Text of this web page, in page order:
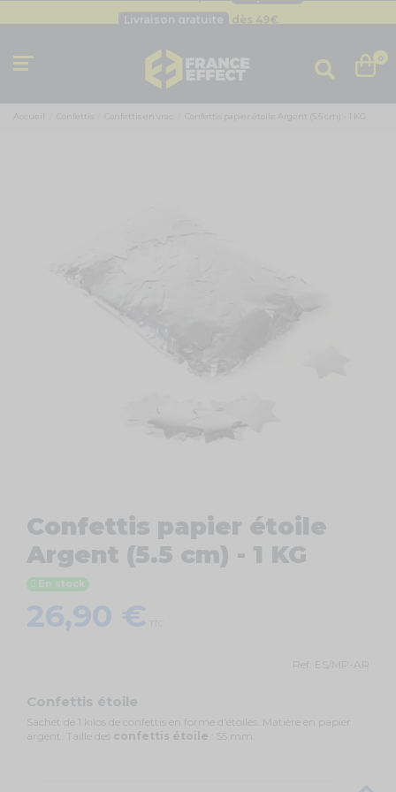
Livraison gratuite
Livraison gratuite dès 49 0
Accueil Confettis Confettis en vrac Confettis papier étoile Argent (5.5 cm) - 1 KG
Confettis papier étoile
Argent (5.5 cm) - 1 KG
En stock
26,90 €
Ref. ES/MP-AR
Confettis étoile
Sachet de 1 kilos de confettis en forme d'étoiles. Matière en papier
argent. Taille des confettis étoile : 55 mm.